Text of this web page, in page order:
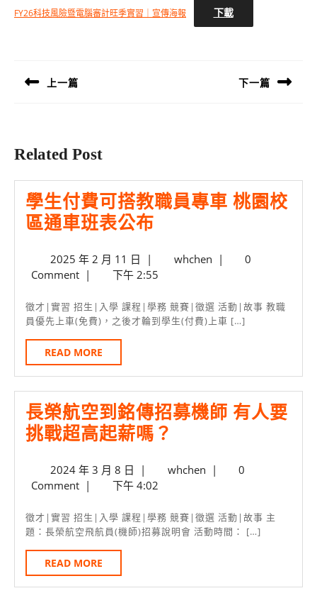
FY26科技風險暨電腦審計旺季實習｜宣傳海報 下載
導
上一篇 下一篇
Related Post
學生付費可搭教職員專車 桃園校
區通車班表公布
可
搭
職
員
專
車
園
區
通
班
2025 年 2 月 11 日 2025
年
月
11
| whchenwhchen
|
0
Comment | 下午 2:55
徵才|實習 招生|入學 課程|學務 競賽|徵選 活動|故事 教職
員優先上車(免費)，之後才輪到學生(付費)上車 […]
READ MORE
MORE
長榮航空到銘傳招募機師 有人要
挑戰超高起薪嗎？
航
到
銘
招
2024 年 3 月 8 日 2024
年
月
8
| whchenwhchen
|
0
Comment | 下午 4:02
徵才|實習 招生|入學 課程|學務 競賽|徵選 活動|故事 主
題：長榮航空飛航員(機師)招募說明會 活動時間： […]
READ MORE
MORE